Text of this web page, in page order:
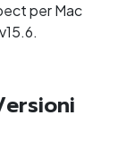
per Mac